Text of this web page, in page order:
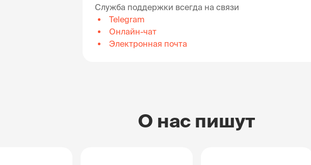
Служба поддержки всегда на связи
Telegram
Онлайн-чат
Электронная почта
О нас пишут